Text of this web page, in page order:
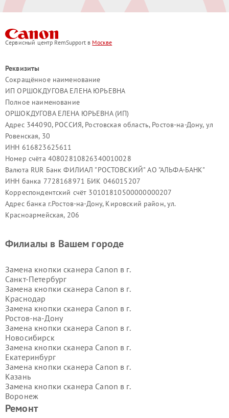
Сервисный центр RemSupport в Москве
Реквизиты
Сокращённое наименование
ИП ОРШОКДУГОВА ЕЛЕНА ЮРЬЕВНА
Полное наименование
ОРШОКДУГОВА ЕЛЕНА ЮРЬЕВНА (ИП)
Адрес 344090, РОССИЯ, Ростовская область, Ростов-на-Дону, ул
Ровенская, 30
ИНН 616823625611
Номер счёта 40802810826340010028
Валюта RUR Банк ФИЛИАЛ "РОСТОВСКИЙ" АО "АЛЬФА-БАНК"
ИНН банка 7728168971 БИК 046015207
Корреспондентский счёт 30101810500000000207
Адрес банка г.Ростов-на-Дону, Кировский район, ул.
Красноармейская, 206
Ремонт
Филиалы в Вашем городе
Замена кнопки сканера Canon в г.
Санкт-Петербург
Замена кнопки сканера Canon в г.
Краснодар
Замена кнопки сканера Canon в г.
Ростов-на-Дону
Замена кнопки сканера Canon в г.
Новосибирск
Замена кнопки сканера Canon в г.
Екатеринбург
Замена кнопки сканера Canon в г.
Казань
Замена кнопки сканера Canon в г.
Воронеж
Замена кнопки сканера Canon в г.